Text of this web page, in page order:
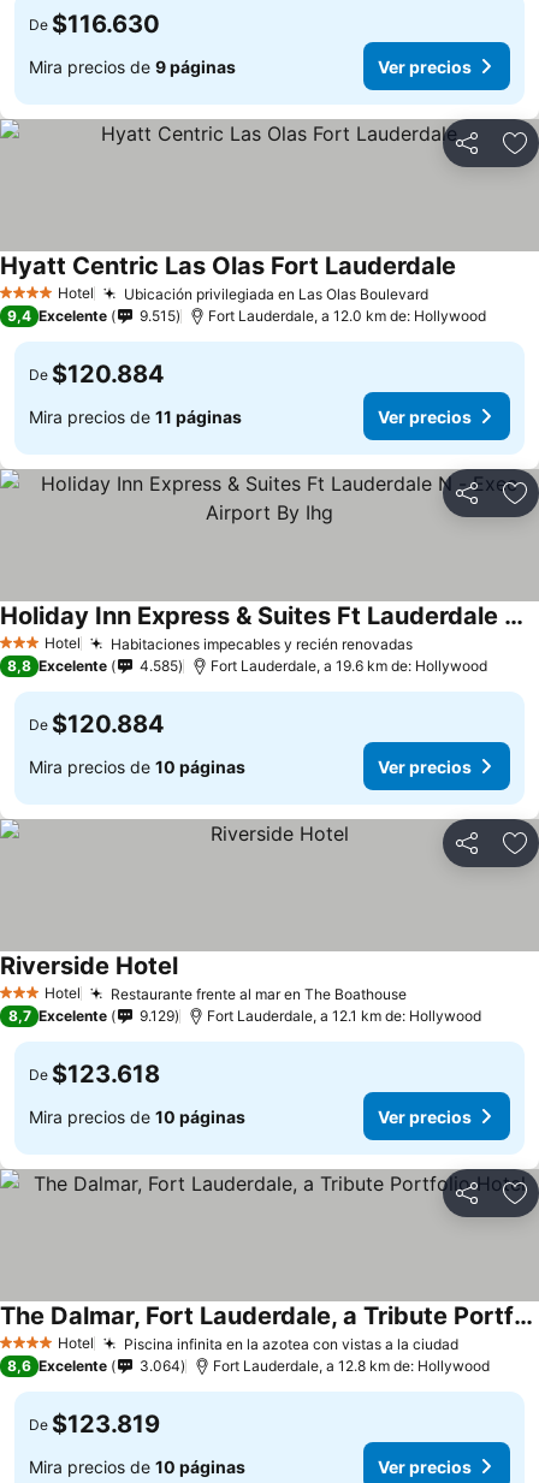
De $116.630
Mira precios de 9 páginas Ver precios
Compartir
4 EstrellasHotel Ubicación privilegiada en Las Olas Boulevard
Hyatt Centric Las Olas Fort Lauderdale
9,4 Excelente 9.515 Fort Lauderdale, a 12.0 km de: Hollywood
De $120.884
Mira precios de 11 páginas Ver precios
Compartir
3 Estrellas
Hotel Habitaciones impecables y recién renovadas
Holiday Inn Express & Suites Ft Lauderdale N - Exec Airport By Ihg
8,8 Excelente 4.585 Fort Lauderdale, a 19.6 km de: Hollywood
De $120.884
Mira precios de 10 páginas Ver precios
Compartir
3 Estrellas
Hotel Restaurante frente al mar en The Boathouse
Riverside Hotel
8,7 Excelente 9.129 Fort Lauderdale, a 12.1 km de: Hollywood
De $123.618
Mira precios de 10 páginas Ver precios
Compartir
4 EstrellasHotel Piscina infinita en la azotea con vistas a la ciudad
The Dalmar, Fort Lauderdale, a Tribute Portfolio Hotel
8,6 Excelente 3.064 Fort Lauderdale, a 12.8 km de: Hollywood
De $123.819
Mira precios de 10 páginas Ver precios